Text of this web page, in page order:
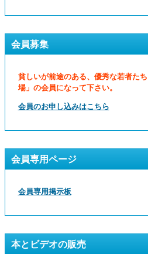
会員募集
貧しいが前途のある、優秀な若者た
場」の会員になって下さい。
会員のお申し込みはこちら
会員専用ページ
会員専用掲示板
本とビデオの販売